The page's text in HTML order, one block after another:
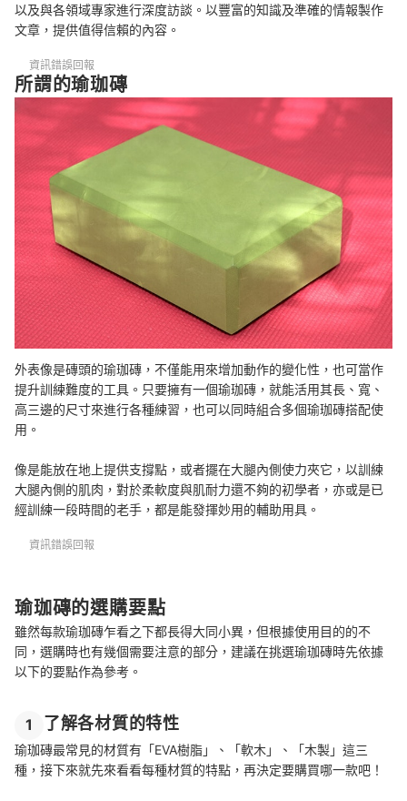
Q：瑜珈磚能幫助重訓嗎？
瑜珈磚的使用方法
其他瑜珈輔具
以及與各領域專家進行深度訪談。以豐富的知識及準確的情報製作
文章，提供值得信賴的內容。
資訊錯誤回報
所謂的瑜珈磚
外表像是磚頭的瑜珈磚，不僅能用來增加動作的變化性，也可當作
提升訓練難度的工具。只要擁有一個瑜珈磚，就能活用其長、寬、
高三邊的尺寸來進行各種練習，也可以同時組合多個瑜珈磚搭配使
用。
像是能放在地上提供支撐點，或者擺在大腿內側使力夾它，以訓練
大腿內側的肌肉，對於柔軟度與肌耐力還不夠的初學者，亦或是已
經訓練一段時間的老手，都是能發揮妙用的輔助用具。
資訊錯誤回報
瑜珈磚的選購要點
雖然每款瑜珈磚乍看之下都長得大同小異，但根據使用目的的不
同，選購時也有幾個需要注意的部分，建議在挑選瑜珈磚時先依據
以下的要點作為參考。
1 了解各材質的特性
瑜珈磚最常見的材質有「EVA樹脂」、「軟木」、「木製」這三
種，接下來就先來看看每種材質的特點，再決定要購買哪一款吧！